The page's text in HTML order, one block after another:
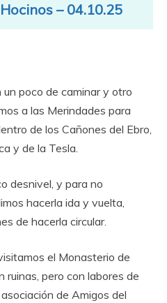
– 04.10.25
poco de caminar y otro
a las Merindades para
de los Cañones del Ebro,
y de la Tesla.
desnivel, y para no
hacerla ida y vuelta,
de hacerla circular.
el Monasterio de
ruinas, pero con labores de
de Amigos del